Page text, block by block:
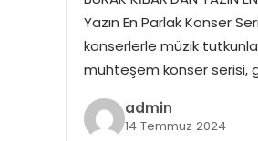
Yazın En Parlak Konser
konserlerle müzik
muhteşem konser serisi,
admin
14 Temmuz 2024